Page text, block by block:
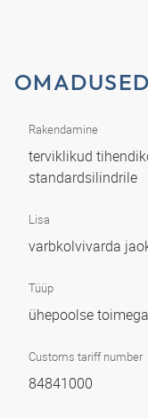
OMADUSED
Rakendamine
terviklikud
standardsilindrile
Lisa
varbkolvivarda
Tüüp
ühepoolse
Customs tariff number
84841000